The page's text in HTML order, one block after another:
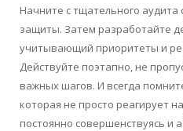
Начните с тщательного
защиты. Затем разработайте
учитывающий приоритеты и
Действуйте поэтапно, не
важных шагов. И всегда
которая не просто реагирует
постоянно совершенствуясь и